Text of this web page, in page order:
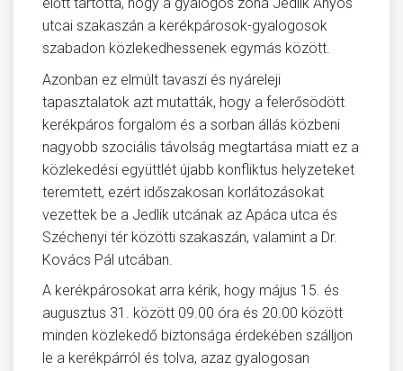
utcai szakaszán a kerékpárosok-gyalogosok
szabadon közlekedhessenek egymás között.
Azonban ez elmúlt tavaszi és nyáreleji
tapasztalatok azt mutatták, hogy a felerősödött
kerékpáros forgalom és a sorban állás közbeni
nagyobb szociális távolság megtartása miatt ez a
közlekedési együttlét újabb konfliktus helyzeteket
teremtett, ezért időszakosan korlátozásokat
vezettek be a Jedlik utcának az Apáca utca és
Széchenyi tér közötti szakaszán, valamint a Dr.
Kovács Pál utcában.
A kerékpárosokat arra kérik, hogy május 15. és
augusztus 31. között 09.00 óra és 20.00 között
minden közlekedő biztonsága érdekében szálljon
le a kerékpárról és tolva, azaz gyalogosan